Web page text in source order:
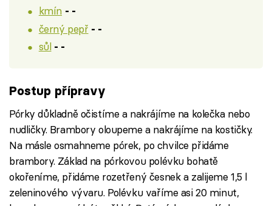
kmín - -
černý pepř - -
sůl - -
Postup přípravy
Pórky důkladně očistíme a nakrájíme na kolečka nebo
nudličky. Brambory oloupeme a nakrájíme na kostičky.
Na másle osmahneme pórek, po chvilce přidáme
brambory. Základ na pórkovou polévku bohatě
okořeníme, přidáme rozetřený česnek a zalijeme 1,5 l
zeleninového vývaru. Polévku vaříme asi 20 minut,